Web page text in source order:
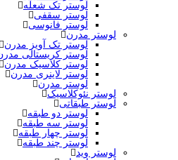
لوستر تک شعله
لوستر سقفی
لوستر فانوسی
لوستر مدرن
لوستر تک آویز مدرن
لوستر کریستالی
لوستر کلاسیک مدرن
لوستر لاینری مدرن
لوستر مدرن
لوستر نئوکلاسیک
لوستر طبقاتی
لوستر دو طبقه
لوستر سه طبقه
لوستر چهار طبقه
لوستر چند طبقه
لوستر وید